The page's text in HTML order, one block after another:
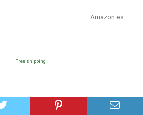
Amazon.es
Free shipping